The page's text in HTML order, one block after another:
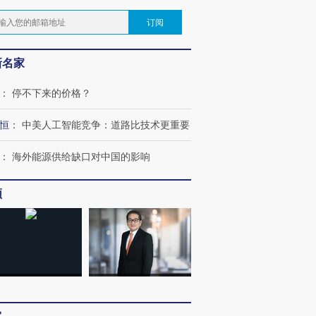
订阅
家
： 停不下来的价格？
： 中美人工智能竞争：道路比技术更重要
： 海外能源供给缺口对中国的影响